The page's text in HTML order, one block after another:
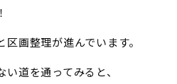
画整理が進んでいます。
道を通ってみると、